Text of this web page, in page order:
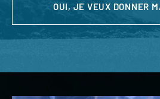
OUI, JE VEUX DONNER